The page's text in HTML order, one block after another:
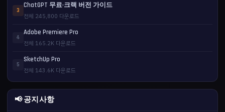
3
ChatGPT 무료·크랙 버전 가이드
전체 245,800 다운로드
4
Adobe Premiere Pro
전체 165.2K 다운로드
5
SketchUp Pro
전체 143.6K 다운로드
📢 공지사항